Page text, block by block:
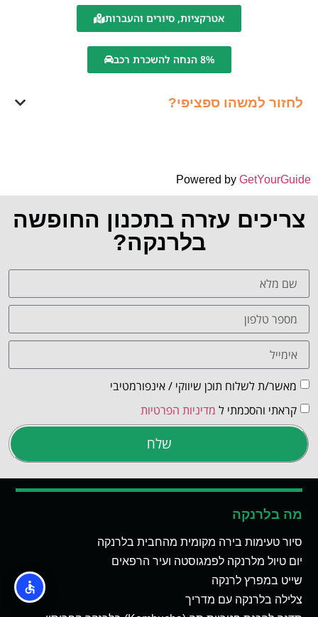
אטרקציות, סיורים והעברות
8% הנחה להשכרת רכב
לחזור למשהו ספציפי?
Powered by GetYourGuide
צריכים עזרה בתכנון החופשה
בלרנקה?
מאשר/ת לשלוח תוכן שיווקי / אינפורמטיבי
קראתי והסכמתי ל מדיניות הפרטיות
שלח
מה בלרנקה
סיור טעימות בירה מקומית מהחבית בלרנקה
יום טיול מלרנקה לפמגוסטה ועיר הרפאים
שייט במפרץ לרנקה
צלילה בלרנקה עם מדריך